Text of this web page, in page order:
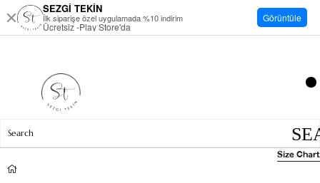
Size Chart
SEZGİ TEKİN
İlk siparişe özel uygulamada %10 indirim
Ücretsiz -Play Store'da
Görüntüle